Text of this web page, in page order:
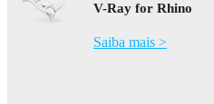
V-Ray for Rhino
Saiba mais >